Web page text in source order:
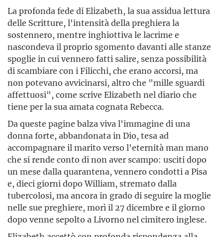
La profonda fede di Elizabeth, la sua assidua lettura
delle Scritture, l'intensità della preghiera la
sostennero, mentre inghiottiva le lacrime e
nascondeva il proprio sgomento davanti alle stanze
spoglie in cui vennero fatti salire, senza possibilità
di scambiare con i Filicchi, che erano accorsi, ma
non potevano avvicinarsi, altro che "mille sguardi
affettuosi", come scrive Elizabeth nel diario che
tiene per la sua amata cognata Rebecca.
Da queste pagine balza viva l'immagine di una
donna forte, abbandonata in Dio, tesa ad
accompagnare il marito verso l'eternità man mano
che si rende conto di non aver scampo: usciti dopo
un mese dalla quarantena, vennero condotti a Pisa
e, dieci giorni dopo William, stremato dalla
tubercolosi, ma ancora in grado di seguire la moglie
nelle sue preghiere, morì il 27 dicembre e il giorno
dopo venne sepolto a Livorno nel cimitero inglese.